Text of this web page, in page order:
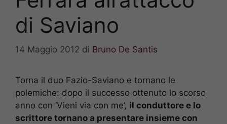
di Saviano
14 Maggio 2012 di Bruno De Santis
Torna il duo Fazio-Saviano e tornano le
polemiche: dopo il successo ottenuto lo scorso
anno con ‘Vieni via con me’, il conduttore e lo
scrittore tornano a presentare insieme con